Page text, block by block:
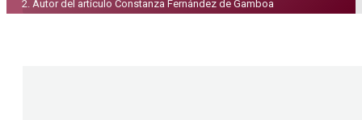
Autor del artículo Constanza Fernández de Gamboa